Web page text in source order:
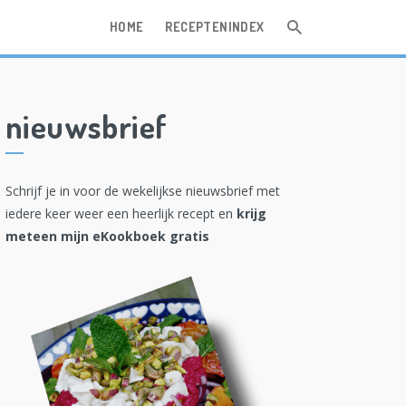
HOME RECEPTENINDEX
nieuwsbrief
Schrijf je in voor de wekelijkse nieuwsbrief met
iedere keer weer een heerlijk recept en krijg
meteen mijn eKookboek gratis